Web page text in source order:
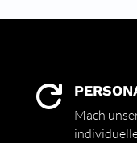

Mach